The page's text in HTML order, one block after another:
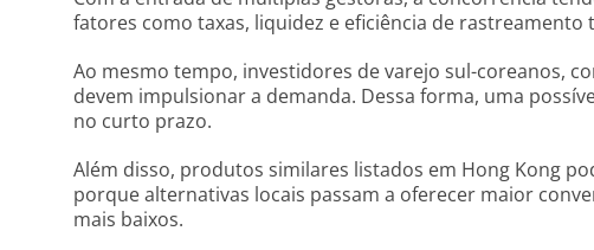
fatores como taxas, liquidez e eficiência de rastreamento
Ao mesmo tempo, investidores de varejo sul-coreanos,
devem impulsionar a demanda. Dessa forma, uma
no curto prazo.
Além disso, produtos similares listados em Hong Kong
porque alternativas locais passam a oferecer maior
mais baixos.